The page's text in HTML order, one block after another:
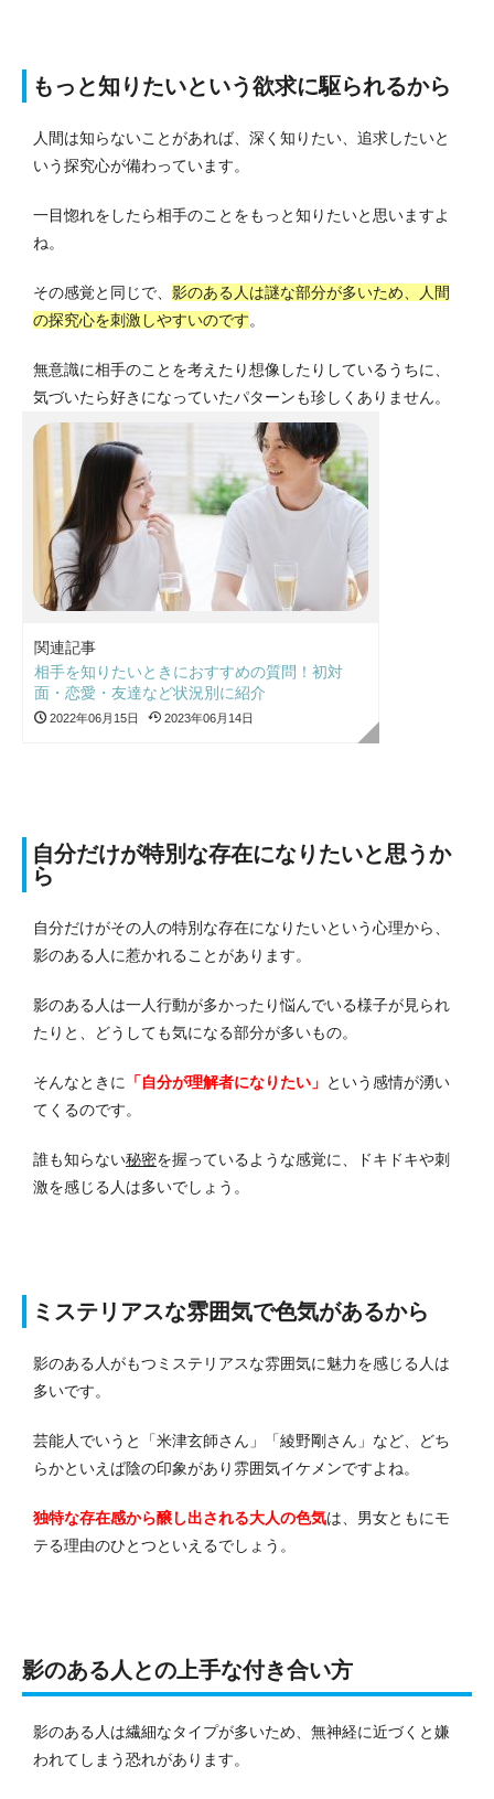
もっと知りたいという欲求に駆られるから
人間は知らないことがあれば、深く知りたい、追求したいと
いう探究心が備わっています。
一目惚れをしたら相手のことをもっと知りたいと思いますよ
ね。
その感覚と同じで、 影のある人は謎な部分が多いため、人間
の探究心を刺激しやすいのです。
無意識に相手のことを考えたり想像したりしているうちに、
気づいたら好きになっていたパターンも珍しくありません。
関連記事
相手を知りたいときにおすすめの質問！初対
面・恋愛・友達など状況別に紹介
2022年06月15日 2023年06月14日
自分だけが特別な存在になりたいと思うか
ら
自分だけがその人の特別な存在になりたいという心理から、
影のある人に惹かれることがあります。
影のある人は一人行動が多かったり悩んでいる様子が見られ
たりと、どうしても気になる部分が多いもの。
そんなときに 「自分が理解者になりたい」 という感情が湧い
てくるのです。
誰も知らない秘密を握っているような感覚に、ドキドキや刺
激を感じる人は多いでしょう。
ミステリアスな雰囲気で色気があるから
影のある人がもつミステリアスな雰囲気に魅力を感じる人は
多いです。
芸能人でいうと「米津玄師さん」「綾野剛さん」など、どち
らかといえば陰の印象があり雰囲気イケメンですよね。
独特な存在感から醸し出される大人の色気は、男女ともにモ
テる理由のひとつといえるでしょう。
影のある人との上手な付き合い方
影のある人は繊細なタイプが多いため、無神経に近づくと嫌
われてしまう恐れがあります。